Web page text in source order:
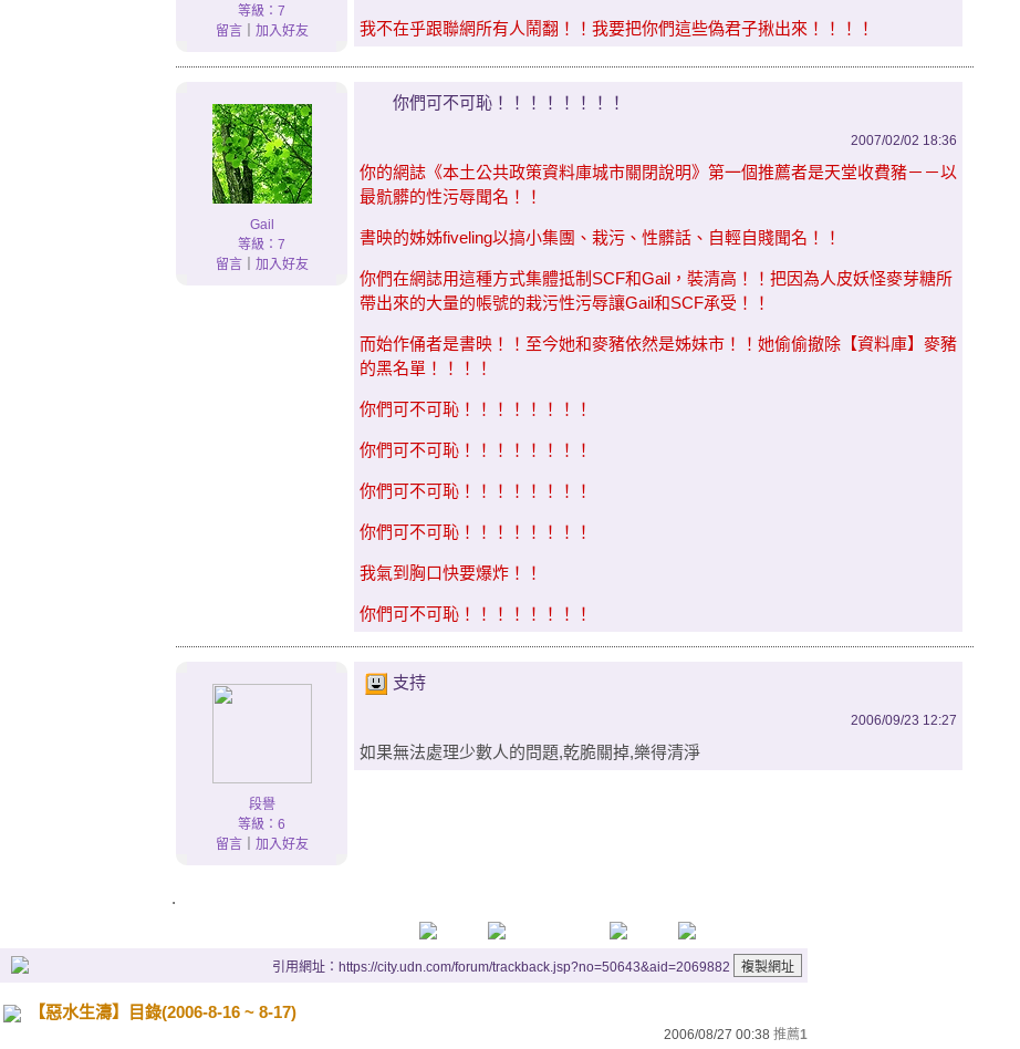
等級：7
留言｜ 加入好友 我不在乎跟聯網所有人鬧翻！！我要把你們這些偽君子揪出來！！！！
Gail
等級：7
留言｜ 加入好友
你們可不可恥！！！！！！！！
2007/02/02 18:36
你的網誌《本土公共政策資料庫城市關閉說明》第一個推薦者是天堂收費豬－－以
最骯髒的性污辱聞名！！
書映的姊姊fiveling以搞小集團、栽污、性髒話、自輕自賤聞名！！
你們在網誌用這種方式集體抵制SCF和Gail，裝清高！！把因為人皮妖怪麥芽糖所
帶出來的大量的帳號的栽污性污辱讓Gail和SCF承受！！
而始作俑者是書映！！至今她和麥豬依然是姊妹市！！她偷偷撤除【資料庫】麥豬
的黑名單！！！！
你們可不可恥！！！！！！！！
你們可不可恥！！！！！！！！
你們可不可恥！！！！！！！！
你們可不可恥！！！！！！！！
我氣到胸口快要爆炸！！
你們可不可恥！！！！！！！！
段譽
等級：6
留言｜ 加入好友
支持
2006/09/23 12:27
如果無法處理少數人的問題,乾脆關掉,樂得清淨
.
引用網址：https://city.udn.com/forum/trackback.jsp?no=50643&aid=2069882
【惡水生濤】目錄(2006-8-16 ~ 8-17)
2006/08/27 00:38 推薦1